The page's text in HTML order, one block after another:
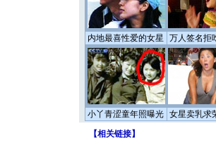
内地最喜性爱的女星 万人签名拒
小丫青涩童年照曝光 女星卖乳求
【相关链接】